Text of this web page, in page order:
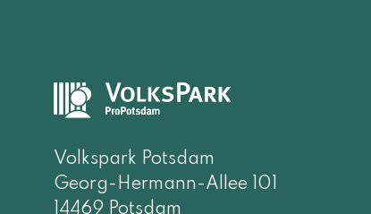
Volkspark Potsdam
Georg-Hermann-Allee 101
14469 Potsdam